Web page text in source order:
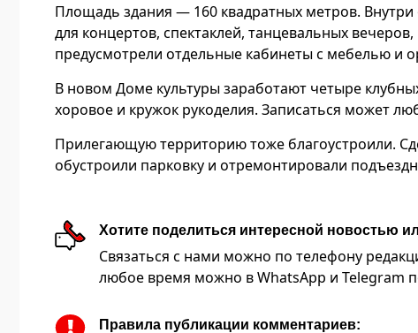
Площадь здания — 160 квадратных метров.
для концертов, спектаклей, танцевальных
предусмотрели отдельные кабинеты с мебелью и
В новом Доме культуры заработают четыре
хоровое и кружок рукоделия. Записаться может
Прилегающую территорию тоже благоустроили.
обустроили парковку и отремонтировали
Хотите поделиться интересной новостью
Связаться с нами можно по телефону
любое время можно в WhatsApp и Telegram
Правила публикации комментариев: